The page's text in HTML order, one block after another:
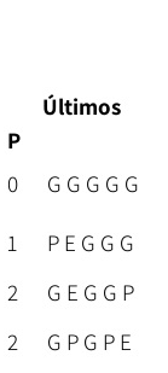
Últimos
P
0 G G G G G
1
P E G G G
2
G E G G P
2 G P G P E